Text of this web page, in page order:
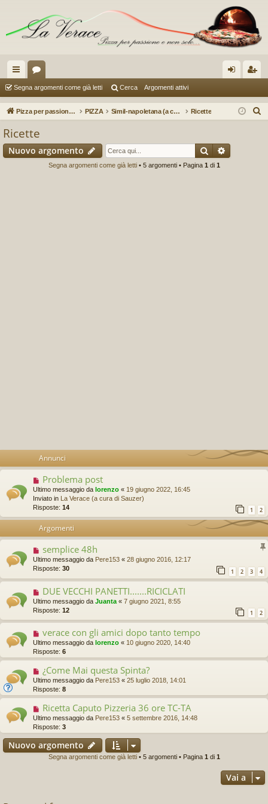
oll
eg
en
or
u in riv
Segna argomenti come già letti Cerca Argomenti attivi
Pizza per passione enon solo... PIZZA Simil-napoletana (a cura di Erminio78) Ricette
Ricette
Nuovo argomento Cerca
Segna argomenti come già letti• 5 argomenti • Pagina 1 di 1
Annunci
Problema post
Ultimo messaggio da lorenzo « 19 giugno 2022, 16:45
Inviato in La Verace (a cura di Sauzer)
Risposte: 14 1 2
Argomenti
semplice 48h
Ultimo messaggio da Pere153 « 28 giugno 2016, 12:17
Risposte: 30 1 2 3 4
DUE VECCHI PANETTI.......RICICLATI
Ultimo messaggio da Juanta « 7 giugno 2021, 8:55
Risposte: 12 1 2
verace con gli amici dopo tanto tempo
Ultimo messaggio da lorenzo « 10 giugno 2020, 14:40
Risposte: 6
¿Come Mai questa Spinta?
Ultimo messaggio da Pere153 « 25 luglio 2018, 14:01
Risposte: 8
Ricetta Caputo Pizzeria 36 ore TC-TA
Ultimo messaggio da Pere153 « 5 settembre 2016, 14:48
Risposte: 3
Nuovo argomento
Segna argomenti come già letti• 5 argomenti • Pagina 1 di 1
Vai a